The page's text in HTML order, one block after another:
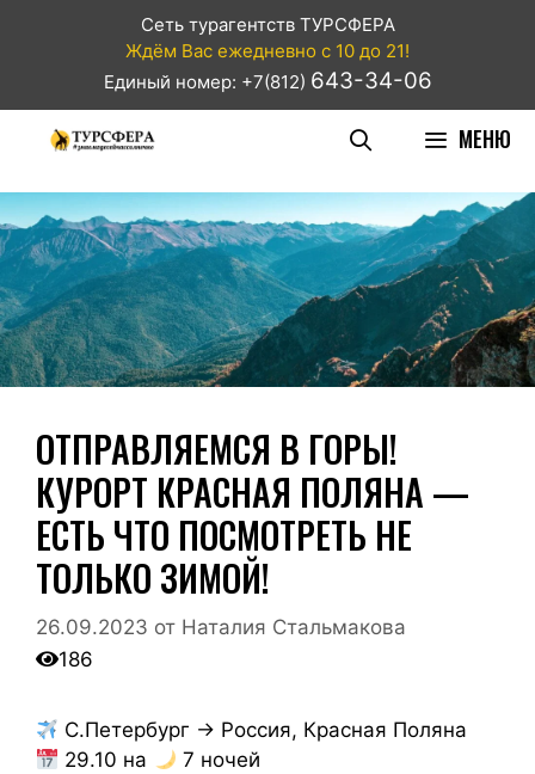
Сеть турагентств ТУРСФЕРА
Ждём Вас ежедневно с 10 до 21!
Единый номер: +7(812) 643-34-06
МЕНЮ
ОТПРАВЛЯЕМСЯ В ГОРЫ!
КУРОРТ КРАСНАЯ ПОЛЯНА —
ЕСТЬ ЧТО ПОСМОТРЕТЬ НЕ
ТОЛЬКО ЗИМОЙ!
26.09.2023 от Наталия Стальмакова
186
С.Петербург → Россия, Красная Поляна
29.10 на
7 ночей